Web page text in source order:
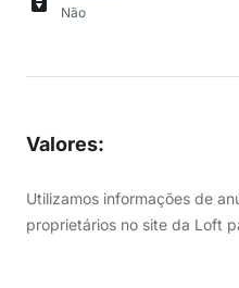
Não
Valores:
Utilizamos informações de
proprietários no site da Loft